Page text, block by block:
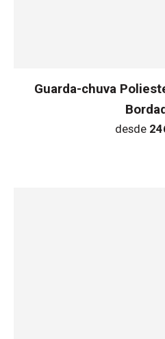
Guarda-chuva
desde